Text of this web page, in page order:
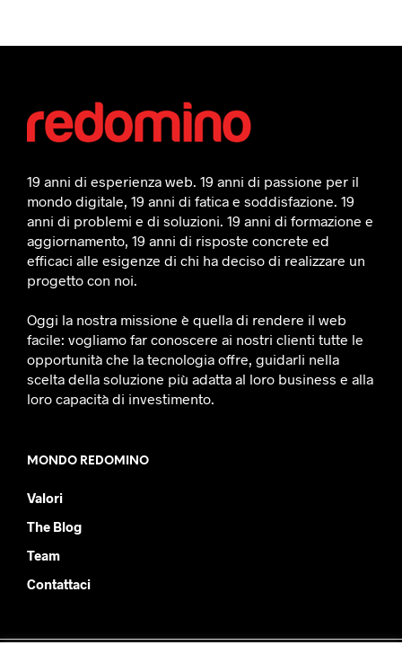
19 anni di esperienza web. 19 anni di passione per il
mondo digitale, 19 anni di fatica e soddisfazione. 19
anni di problemi e di soluzioni. 19 anni di formazione e
aggiornamento, 19 anni di risposte concrete ed
efficaci alle esigenze di chi ha deciso di realizzare un
progetto con noi.
Oggi la nostra missione è quella di rendere il web
facile: vogliamo far conoscere ai nostri clienti tutte le
opportunità che la tecnologia offre, guidarli nella
scelta della soluzione più adatta al loro business e alla
loro capacità di investimento.
MONDO REDOMINO
Valori
The Blog
Team
Contattaci